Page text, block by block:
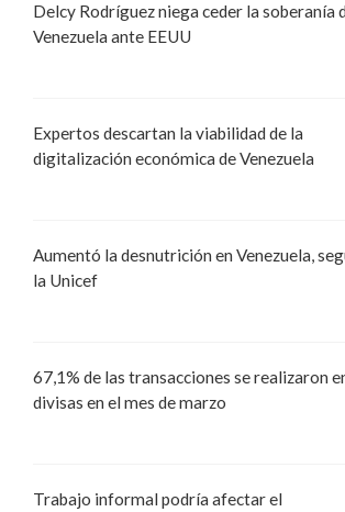
Delcy Rodríguez niega ceder la soberanía
Venezuela ante EEUU
Expertos descartan la viabilidad de la
digitalización económica de Venezuela
Aumentó la desnutrición en Venezuela,
la Unicef
67,1% de las transacciones se realizaron
divisas en el mes de marzo
Trabajo informal podría afectar el